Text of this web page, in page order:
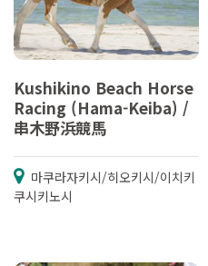
Kushikino Beach Horse
Racing (Hama-Keiba) /
串木野浜競馬
마쿠라자키시/히오키시/이치키
쿠시키노시